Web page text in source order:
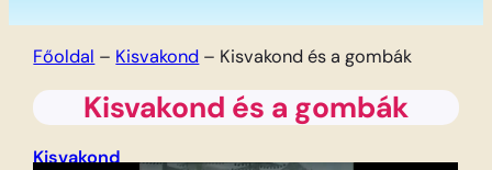
Főoldal – Kisvakond – Kisvakond és a gombák
Kisvakond és a gombák
Kisvakond